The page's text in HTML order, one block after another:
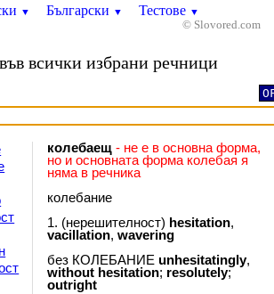
▼ Български ▼ Тестове ▼
© Slovored.com
всички избрани речници
колебаещ - не е в основна форма,
но и основната форма колебая я
няма в речника
колебание
1. (нерешителност) hesitation,
vacillation,wavering
без КОЛЕБАНИЕ unhesitatingly,
without hesitation; resolutely;
outright